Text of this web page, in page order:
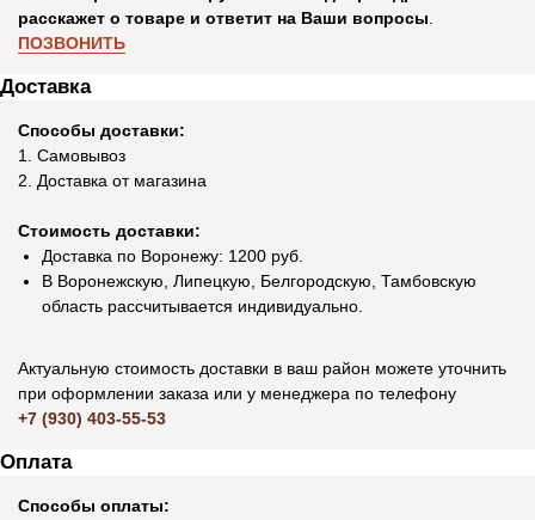
расскажет о товаре и ответит на Ваши вопросы.
ПОЗВОНИТЬ
Доставка
Способы доставки:
1. Самовывоз
2. Доставка от магазина
Стоимость доставки:
Доставка по Воронежу: 1200 руб.
В Воронежскую, Липецкую, Белгородскую, Тамбовскую
область рассчитывается индивидуально.
Актуальную стоимость доставки в ваш район можете уточнить
при оформлении заказа или у менеджера по телефону
+7 (930) 403-55-53
Оплата
Способы оплаты: